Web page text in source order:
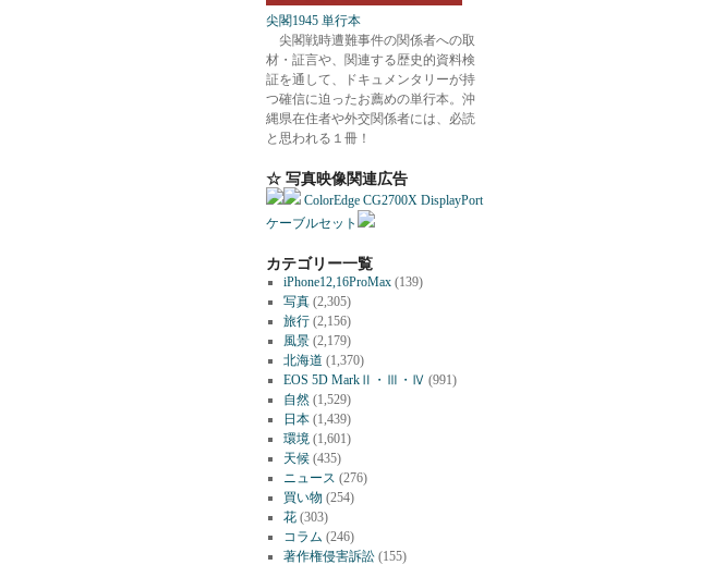
尖閣1945 単行本
尖閣戦時遭難事件の関係者への取
材・証言や、関連する歴史的資料検
証を通して、ドキュメンタリーが持
つ確信に迫ったお薦めの単行本。沖
縄県在住者や外交関係者には、必読
と思われる１冊！
☆ 写真映像関連広告
ColorEdge CG2700X DisplayPort
ケーブルセット
カテゴリー一覧
iPhone12,16ProMax(139)
写真(2,305)
旅行(2,156)
風景(2,179)
北海道 (1,370)
EOS 5D MarkⅡ・Ⅲ・Ⅳ (991)
自然(1,529)
日本(1,439)
環境 (1,601)
天候(435)
ニュース (276)
買い物 (254)
花(303)
コラム (246)
著作権侵害訴訟(155)